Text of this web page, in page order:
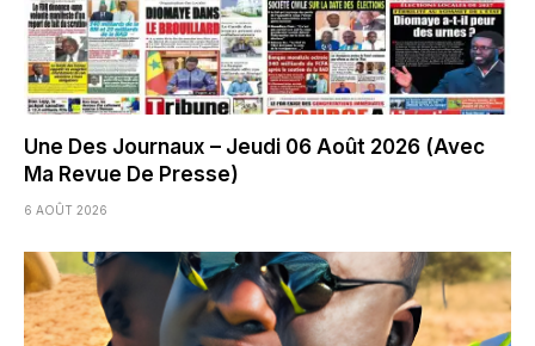
Une Des Journaux – Jeudi 06 Août 2026 (Avec
Ma Revue De Presse)
6 AOÛT 2026